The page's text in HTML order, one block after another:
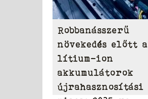
Robbanásszerű
növekedés előtt a
lítium-ion
akkumulátorok
újrahasznosítási